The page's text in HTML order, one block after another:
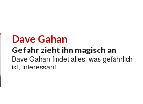
Dave Gahan
Gefahr zieht ihn magisch an
Dave Gahan findet alles, was gefährlich
ist, interessant …